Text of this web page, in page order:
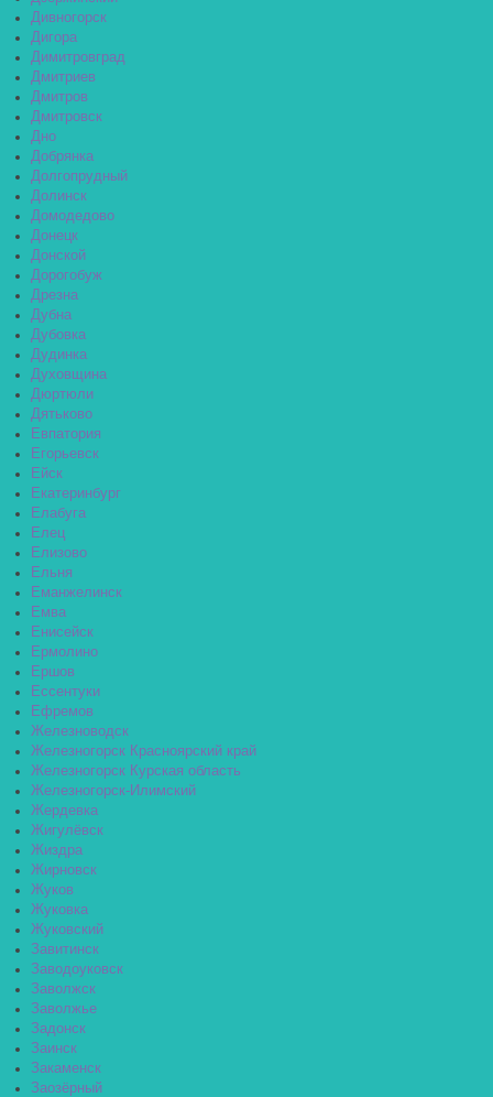
Дивногорск
Дигора
Димитровград
Дмитриев
Дмитров
Дмитровск
Дно
Добрянка
Долгопрудный
Долинск
Домодедово
Донецк
Донской
Дорогобуж
Дрезна
Дубна
Дубовка
Дудинка
Духовщина
Дюртюли
Дятьково
Евпатория
Егорьевск
Ейск
Екатеринбург
Елабуга
Елец
Елизово
Ельня
Еманжелинск
Емва
Енисейск
Ермолино
Ершов
Ессентуки
Ефремов
Железноводск
Железногорск Красноярский край
Железногорск Курская область
Железногорск-Илимский
Жердевка
Жигулёвск
Жиздра
Жирновск
Жуков
Жуковка
Жуковский
Завитинск
Заводоуковск
Заволжск
Заволжье
Задонск
Заинск
Закаменск
Заозёрный